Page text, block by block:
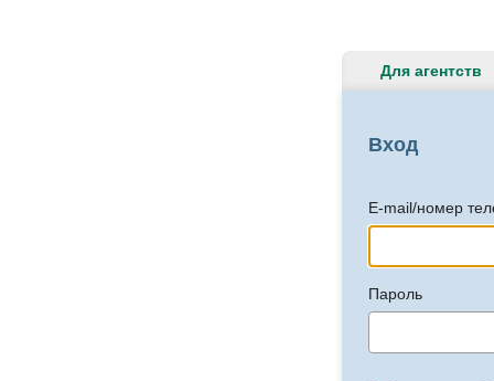
Для агентств
Вход
E-mail/номер
Пароль